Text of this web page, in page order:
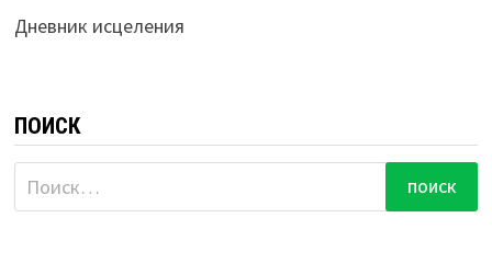
Дневник исцеления
ПОИСК
Найти: